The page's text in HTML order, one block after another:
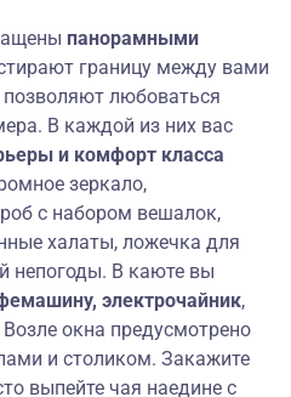
панорамными
границу между вами
любоваться
В каждой из них вас
и комфорт класса
зеркало,
с набором вешалок,
халаты, ложечка для
непогоды. В каюте вы
электрочайник,
окна предусмотрено
и столиком. Закажите
выпейте чая наедине с